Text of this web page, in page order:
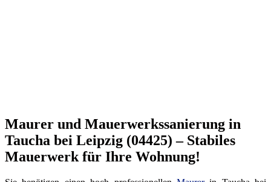
Maurer und Mauerwerkssanierung in
Taucha bei Leipzig (04425) – Stabiles
Mauerwerk für Ihre Wohnung!